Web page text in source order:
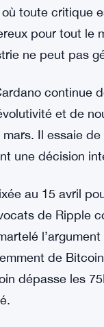
et ont dit
le rythme
Pas
le 29
communauté
toute critique
ne peut pas
continue
et de
Il essaie
une décision